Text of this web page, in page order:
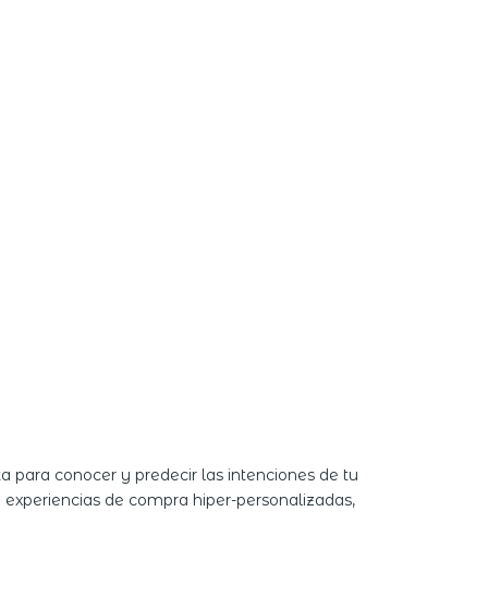
para conocer y predecir las intenciones de tu
de compra hiper-personalizadas,